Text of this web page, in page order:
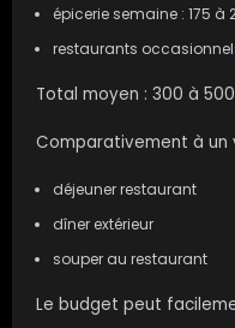
épicerie semaine : 175 à
restaurants
Total moyen : 300 à
Comparativement à un
déjeuner restaurant
dîner extérieur
souper au restaurant
Le budget peut